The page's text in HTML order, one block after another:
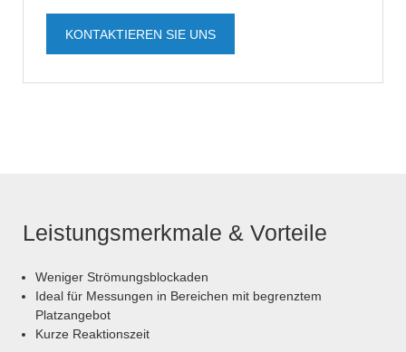
KONTAKTIEREN SIE UNS
Leistungsmerkmale & Vorteile
Weniger Strömungsblockaden
Ideal für Messungen in Bereichen mit begrenztem
Platzangebot
Kurze Reaktionszeit